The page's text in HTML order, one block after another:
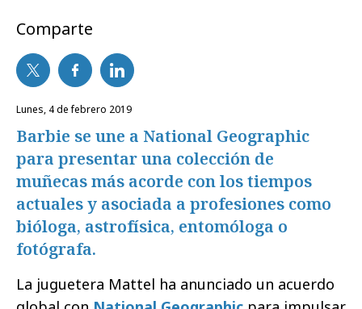
Comparte
lunes, 4 de febrero 2019
Barbie se une a National Geographic
para presentar una colección de
muñecas más acorde con los tiempos
actuales y asociada a profesiones como
bióloga, astrofísica, entomóloga o
fotógrafa.
La juguetera Mattel ha anunciado un acuerdo